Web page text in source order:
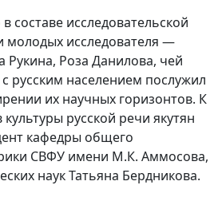
составе исследовательской
молодых исследователя —
Роза Данилова, чей
русским населением послужил
их научных горизонтов. К
русской речи якутян
кафедры общего
СВФУ имени М.К. Аммосова,
наук Татьяна Бердникова.